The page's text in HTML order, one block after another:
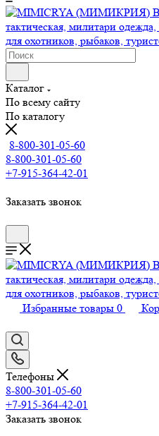
Каталог
По всему сайту
По каталогу
8-800-301-05-60
8-800-301-05-60
+7-915-364-42-01
Заказать звонок
Избранные товары 0
Телефоны
8-800-301-05-60
+7-915-364-42-01
Заказать звонок